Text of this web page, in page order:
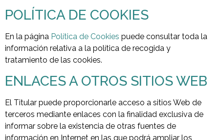
POLÍTICA DE COOKIES
En la página Política de Cookies puede consultar toda la
información relativa a la política de recogida y
tratamiento de las cookies.
ENLACES A OTROS SITIOS WEB
El Titular puede proporcionarle acceso a sitios Web de
terceros mediante enlaces con la finalidad exclusiva de
informar sobre la existencia de otras fuentes de
información en Internet en las que podrá ampliar los